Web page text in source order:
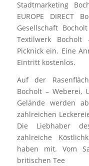
Stadtmarketing
EUROPE DIRECT
Gesellschaft
Textilwerk
Picknick ein. Eine
Eintritt kostenlos.
Auf der
Bocholt – Weberei,
Gelände werden
zahlreichen
Die Liebhaber
zahlreiche
haben mit. Vom
britischen Tee